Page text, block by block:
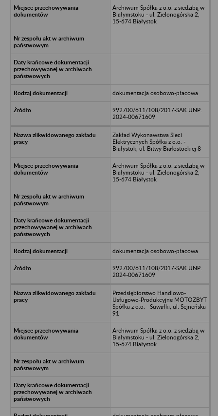
Archiwum Spółka z o.o. z siedzibą w
Białymstoku - ul. Zielonogórska 2,
15-674 Białystok
dokumentacja osobowo-płacowa
992700/611/108/2017-SAK UNP:
2024-00671609
Zakład Wykonawstwa Sieci
Elektrycznych Spółka z o.o. -
Białystok, ul. Bitwy Białostockiej 8
Archiwum Spółka z o.o. z siedzibą w
Białymstoku - ul. Zielonogórska 2,
15-674 Białystok
dokumentacja osobowo-płacowa
992700/611/108/2017-SAK UNP:
2024-00671609
Przedsiębiorstwo Handlowo-
Usługowo-Produkcyjne MOTOZBYT
Spółka z o.o. - Suwałki, ul. Sejneńska
91
Archiwum Spółka z o.o. z siedzibą w
Białymstoku - ul. Zielonogórska 2,
15-674 Białystok